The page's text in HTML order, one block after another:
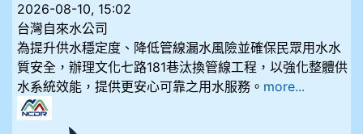
2026-08-10, 15:02
台灣自來水公司
為提升供水穩定度、降低管線漏水風險並確保民眾用水水
質安全，辦理文化七路181巷汰換管線工程，以強化整體供
水系統效能，提供更安心可靠之用水服務。 more...